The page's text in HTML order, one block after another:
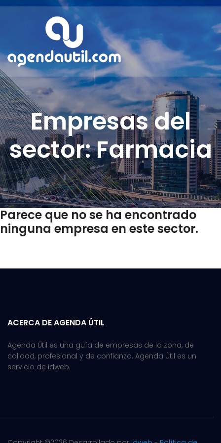
Empresas del
sector: Farmacia
Parece que no se ha encontrado
ninguna empresa en este sector.
ACERCA DE AGENDA ÚTIL
Agenda Útil es una guía de empresas de la zona, de
calidad, profesional y de confianza. Agenda Útil es un
servicio de idweb.